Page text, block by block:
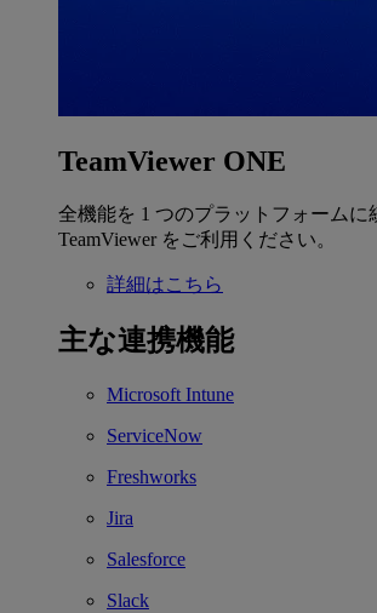
TeamViewer ONE
全機能を 1 つのプラットフォームに
TeamViewer をご利用ください。
詳細はこちら
主な連携機能
Microsoft Intune
ServiceNow
Freshworks
Jira
Salesforce
Slack